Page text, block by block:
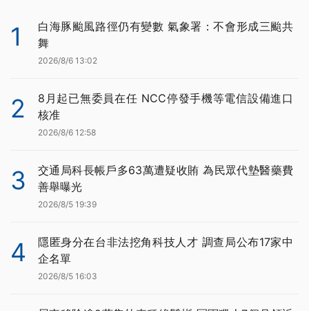
1
白海豚颱風路徑仍有變數 氣象署：不會形成三颱共
舞
2026/8/6 13:02
2
8月起已無委員在任 NCC停發手機等電信設備進口
核准
2026/8/6 12:58
3
交通局科長帳戶多63萬遭疑收賄 為民眾代墊醫藥費
善舉曝光
2026/8/5 19:39
4
隱匿身分在台非法挖角科技人才 調查局公布17家中
企名單
2026/8/5 16:03